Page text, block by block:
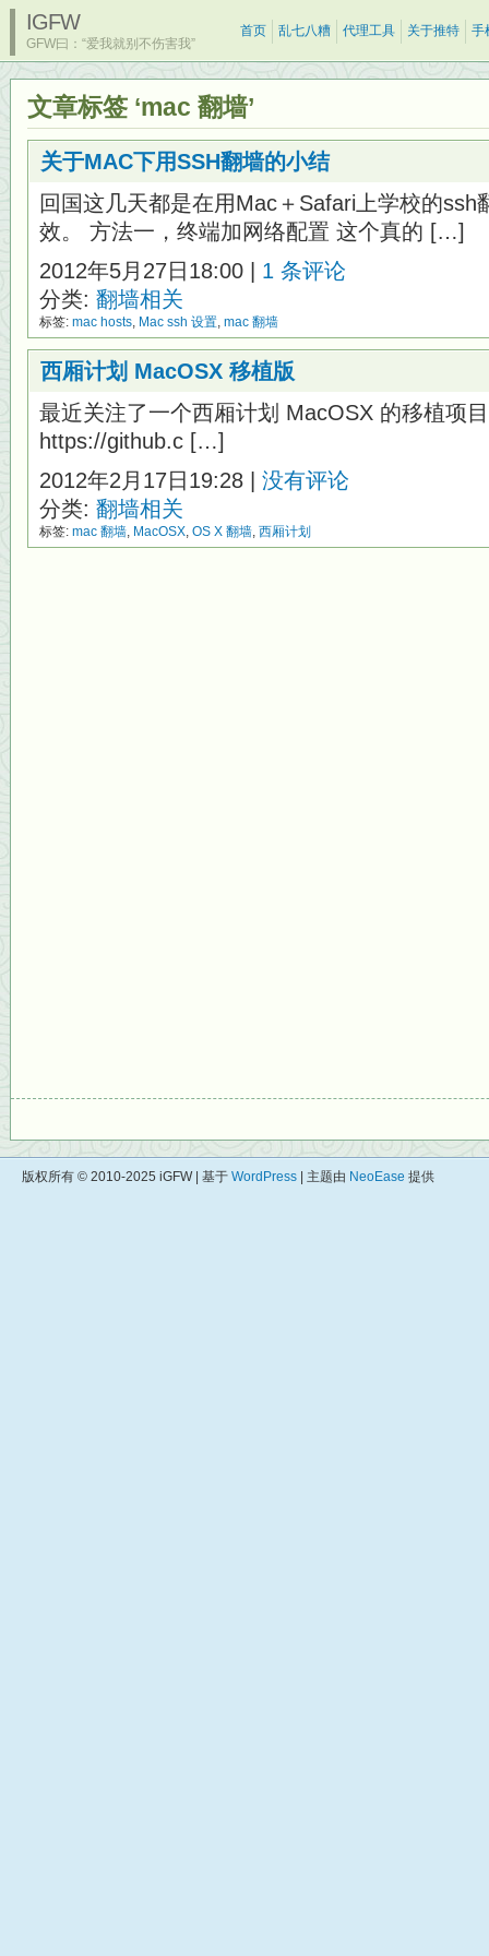
IGFW
GFW曰：“爱我就别不伤害我”
首页 乱七八糟 代理工具 关于推特 手
文章标签 ‘mac 翻墙’
关于MAC下用SSH翻墙的小结
回国这几天都是在用Mac＋Safari上学校的ssh
效。 方法一，终端加网络配置 这个真的 […]
2012年5月27日18:00 | 1 条评论
分类: 翻墙相关
标签: mac hosts, Mac ssh 设置, mac 翻墙
西厢计划 MacOSX 移植版
最近关注了一个西厢计划 MacOSX 的移植项
https://github.c […]
2012年2月17日19:28 | 没有评论
分类: 翻墙相关
标签: mac 翻墙, MacOSX, OS X 翻墙, 西厢计划
版权所有 © 2010-2025 iGFW | 基于 WordPress | 主题由 NeoEase 提供